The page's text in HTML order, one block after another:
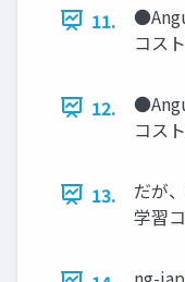
11.
コス
12.
コス
13.
だが
学習